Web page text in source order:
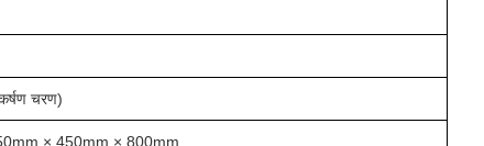
चरण)
× 450mm × 800mm